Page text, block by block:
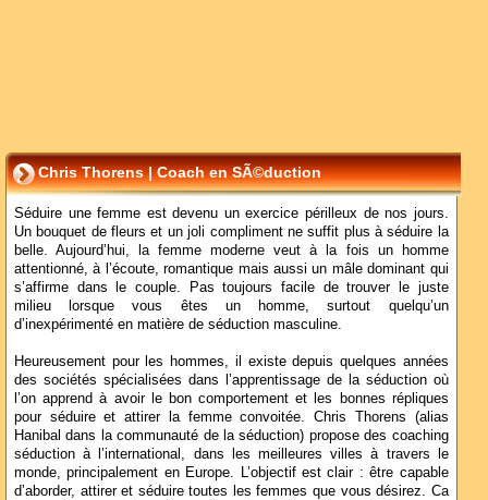
Chris Thorens | Coach en SÃ©duction
Séduire une femme est devenu un exercice périlleux de nos jours.
Un bouquet de fleurs et un joli compliment ne suffit plus à séduire la
belle. Aujourd’hui, la femme moderne veut à la fois un homme
attentionné, à l’écoute, romantique mais aussi un mâle dominant qui
s’affirme dans le couple. Pas toujours facile de trouver le juste
milieu lorsque vous êtes un homme, surtout quelqu’un
d’inexpérimenté en matière de séduction masculine.
Heureusement pour les hommes, il existe depuis quelques années
des sociétés spécialisées dans l’apprentissage de la séduction où
l’on apprend à avoir le bon comportement et les bonnes répliques
pour séduire et attirer la femme convoitée. Chris Thorens (alias
Hanibal dans la communauté de la séduction) propose des coaching
séduction à l’international, dans les meilleures villes à travers le
monde, principalement en Europe. L’objectif est clair : être capable
d’aborder, attirer et séduire toutes les femmes que vous désirez. Ca